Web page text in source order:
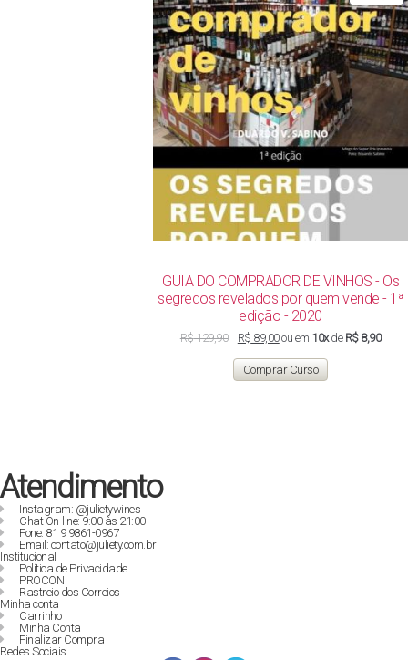
GUIA DO COMPRADOR DE VINHOS - Os
segredos revelados por quem vende - 1ª
edição - 2020
R$129,90
original
era:
R$ 129,90.
R$ 89,00O
atual
é:
R$ 89,00.
ou em 10xde R$ 8,90
Comprar Curso
Atendimento
Instagram: @julietywines
Chat On-line: 9:00 às 21:00
Fone: 81 9 9861-0967
Email: contato@juliety.com.br
Institucional
Política de Privacidade
PROCON
Rastreio dos Correios
Minha conta
Carrinho
Minha Conta
Finalizar Compra
Redes Sociais